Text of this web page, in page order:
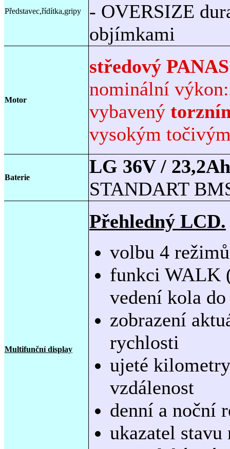
Představec,řídítka,gripy
- OVERSIZE
objímkami
Motor
středový
nominální
vybavený
vysokým
Baterie
LG 36V /
STANDART
Multifunční display
Přehledný LCD.
volbu 4
funkci WALK
vedení kola
zobrazení
rychlosti
ujeté
vzdálenost
denní a noční
ukazatel